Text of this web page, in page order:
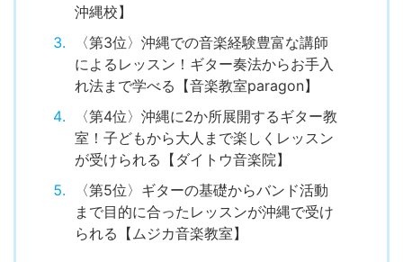
沖縄校】
〈第3位〉沖縄での音楽経験豊富な講師
によるレッスン！ギター奏法からお手入
れ法まで学べる【音楽教室paragon】
〈第4位〉沖縄に2か所展開するギター教
室！子どもから大人まで楽しくレッスン
が受けられる【ダイトウ音楽院】
〈第5位〉ギターの基礎からバンド活動
まで目的に合ったレッスンが沖縄で受け
られる【ムジカ音楽教室】